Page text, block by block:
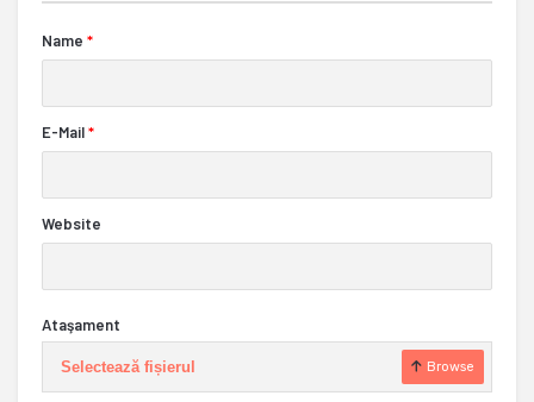
Name *
E-Mail*
Website
Ataşament
Selectează fișierul Browse